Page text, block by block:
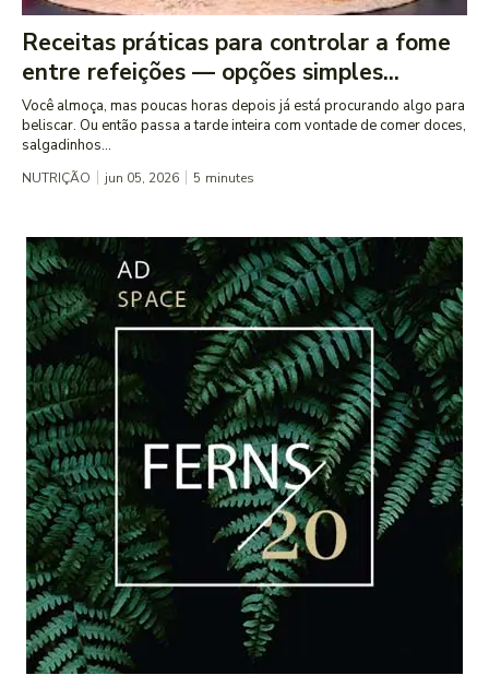
Receitas práticas para controlar a fome
entre refeições — opções simples...
Você almoça, mas poucas horas depois já está procurando algo para
beliscar. Ou então passa a tarde inteira com vontade de comer doces,
salgadinhos...
NUTRIÇÃO jun 05, 2026 5 minutes